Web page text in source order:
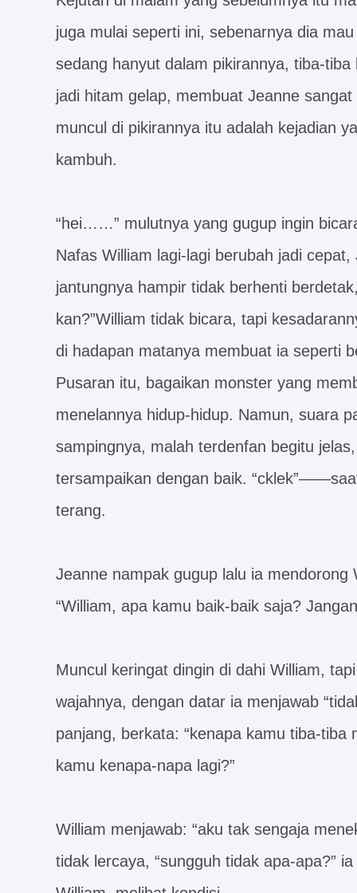
juga mulai seperti ini, sebenarnya dia
sedang hanyut dalam pikirannya, tiba-
jadi hitam gelap, membuat Jeanne
muncul di pikirannya itu adalah kejadian
kambuh.
“hei……” mulutnya yang gugup ingin
Nafas William lagi-lagi berubah jadi
jantungnya hampir tidak berhenti
kan?”William tidak bicara, tapi
di hadapan matanya membuat ia seperti
Pusaran itu, bagaikan monster yang
menelannya hidup-hidup. Namun, suara
sampingnya, malah terdenfan begitu
tersampaikan dengan baik.
terang.
Jeanne nampak gugup lalu ia
“William, apa kamu baik-baik saja?
Muncul keringat dingin di dahi William,
wajahnya, dengan datar ia menjawab
panjang, berkata: “kenapa kamu tiba-
kamu kenapa-napa lagi?”
William menjawab: “aku tak sengaja
tidak lercaya, “sungguh tidak apa-apa?”